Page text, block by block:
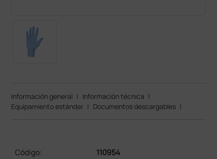
Información general | Información técnica |
Equipamiento estándar | Documentos descargables |
Código:
110954